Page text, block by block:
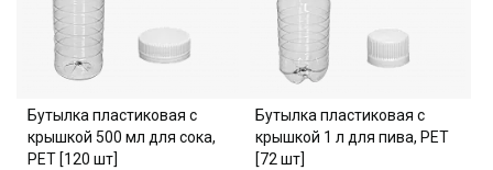
Бутылка пластиковая с
крышкой 500 мл для сока,
PET [120 шт]
Бутылка пластиковая с
крышкой 1 л для пива, PET
[72 шт]